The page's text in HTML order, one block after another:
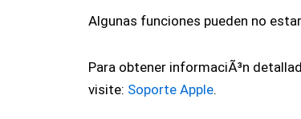
Algunas funciones pueden no
Para obtener informaciÃ³n
visite: Soporte Apple.